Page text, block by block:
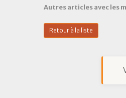
Autres articles avec les
Retour à la liste